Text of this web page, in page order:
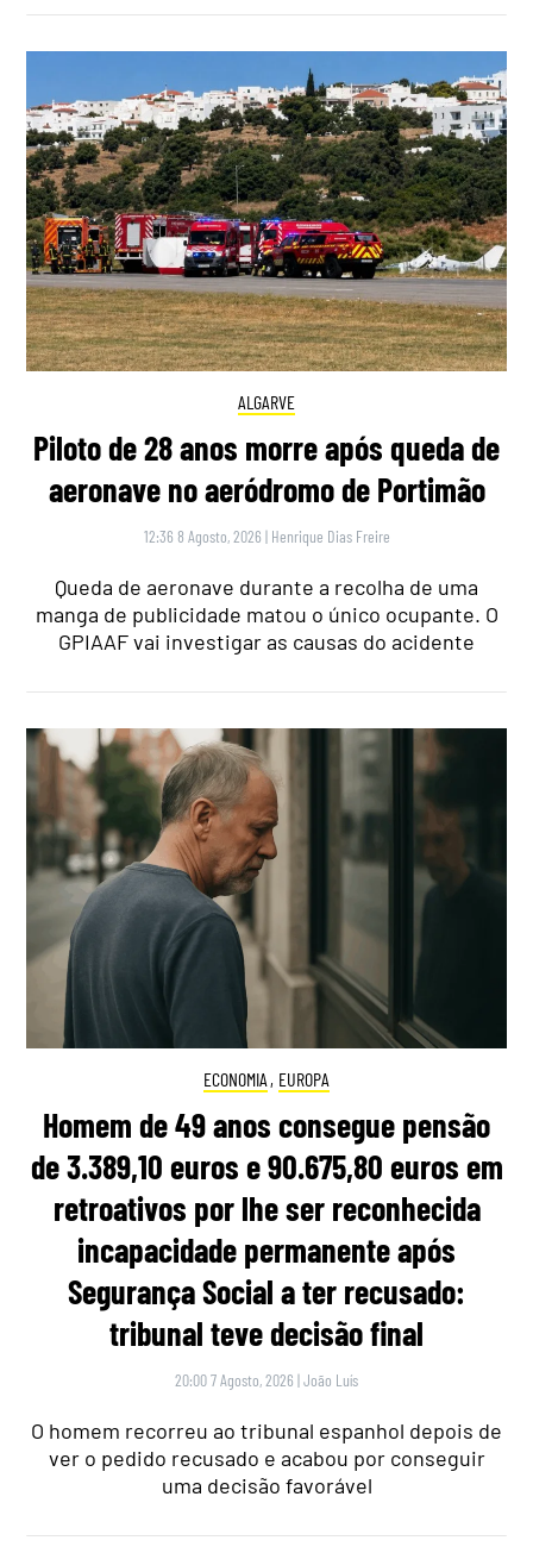
ALGARVE
Piloto de 28 anos morre após queda de
aeronave no aeródromo de Portimão
12:36 8 Agosto, 2026 | Henrique Dias Freire
Queda de aeronave durante a recolha de uma
manga de publicidade matou o único ocupante. O
GPIAAF vai investigar as causas do acidente
ECONOMIA , EUROPA
Homem de 49 anos consegue pensão
de 3.389,10 euros e 90.675,80 euros em
retroativos por lhe ser reconhecida
incapacidade permanente após
Segurança Social a ter recusado:
tribunal teve decisão final
20:00 7 Agosto, 2026 |João Luís
O homem recorreu ao tribunal espanhol depois de
ver o pedido recusado e acabou por conseguir
uma decisão favorável